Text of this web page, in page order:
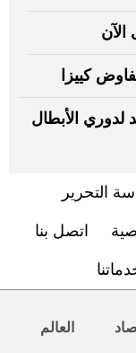
كييزا
لدوري الأبطال
التحرير
اتصل بنا
العالم